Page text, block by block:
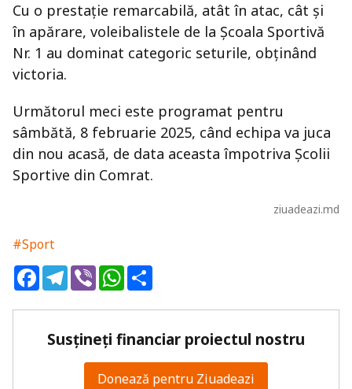
Cu o prestație remarcabilă, atât în atac, cât și
în apărare, voleibalistele de la Școala Sportivă
Nr. 1 au dominat categoric seturile, obținând
victoria.
Următorul meci este programat pentru
sâmbătă, 8 februarie 2025, când echipa va juca
din nou acasă, de data aceasta împotriva Școlii
Sportive din Comrat.
ziuadeazi.md
#Sport
FacebookTelegram
ViberWhatsApp
Susțineți financiar proiectul nostru
Donează pentru Ziuadeazi